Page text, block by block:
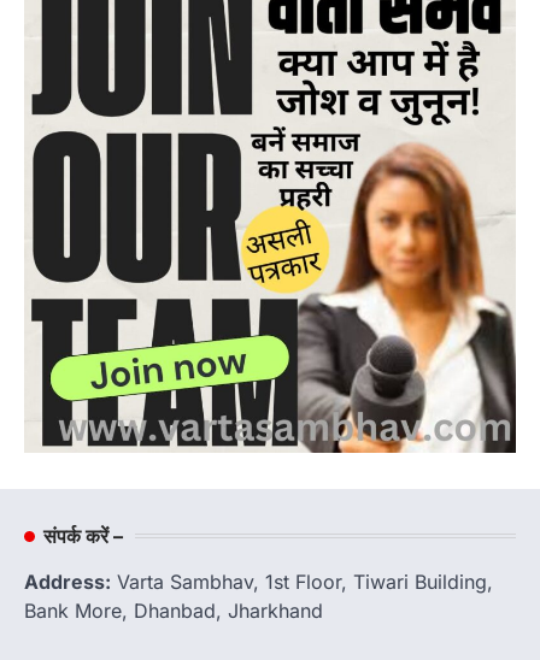
संपर्क करें –
Address: Varta Sambhav, 1st Floor, Tiwari Building,
Bank More, Dhanbad, Jharkhand